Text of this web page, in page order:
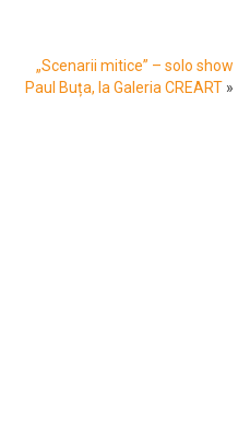
„Scenarii mitice” – solo show
Paul Buța, la Galeria CREART »